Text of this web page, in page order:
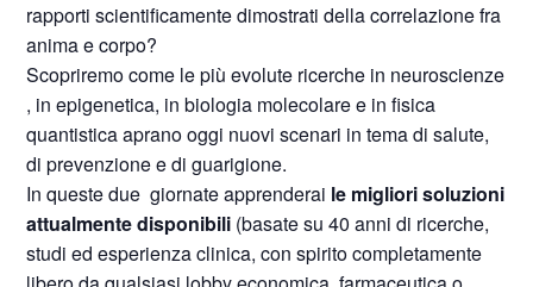
rapporti scientificamente dimostrati della correlazione fra
anima e corpo?
Scopriremo come le più evolute ricerche in neuroscienze
, in epigenetica, in biologia molecolare e in fisica
quantistica aprano oggi nuovi scenari in tema di salute,
di prevenzione e di guarigione.
In queste due giornate apprenderai le migliori soluzioni
attualmente disponibili (basate su 40 anni di ricerche,
studi ed esperienza clinica, con spirito completamente